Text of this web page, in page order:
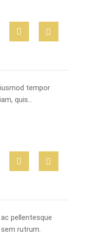
tempor
quis…
pellentesque
rutrum.